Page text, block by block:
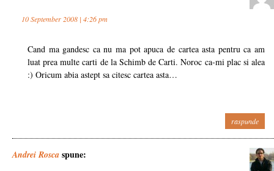
10 September 2008 | 4:26 pm
Cand ma gandesc ca nu ma pot apuca de cartea asta pentru ca am
luat prea multe carti de la Schimb de Carti. Noroc ca-mi plac si alea
:) Oricum abia astept sa citesc cartea asta…
raspunde
Andrei Rosca spune: